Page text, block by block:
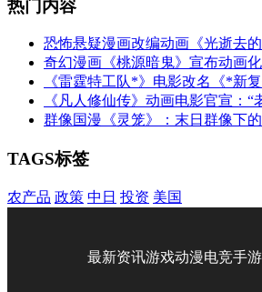
热门内容
恐怖悬疑漫画改编动画《光逝去
奇幻漫画《桃源暗鬼》宣布动画
《雷霆特工队*》电影改名《*新
《凡人修仙传》动画电影官宣：“
群像国漫《灵笼》：末日群像下
TAGS标签
农产品 政策 中日 投资 美国
最新资讯游戏动漫电竞手游